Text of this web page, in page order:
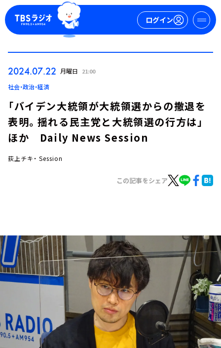
ログイン
イベント・グッズ
YouTube
会社情報
2024.07.22 月曜日 21:00
社会・政治・経済
「バイデン大統領が大統領選からの撤退を
表明。揺れる民主党と大統領選の行方は」
ほか Daily News Session
荻上チキ・ Session
この記事をシェア